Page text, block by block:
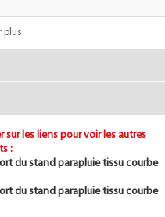
plus
sur les liens pour voir les autres
:
du stand parapluie tissu courbe
du stand parapluie tissu courbe